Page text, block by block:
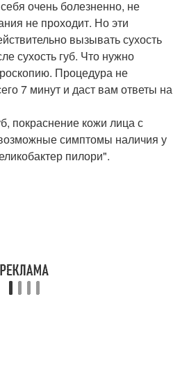
очень болезненно, не
не проходит. Но эти
вызывать сухость
сухость губ. Что нужно
Процедура не
7 минут и даст вам ответы на
покраснение кожи лица с
симптомы наличия у
пилори".